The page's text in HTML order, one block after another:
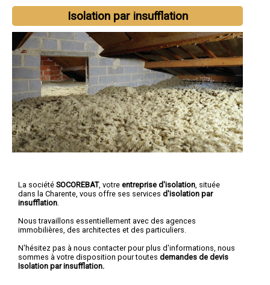
Isolation par insufflation
La société SOCOREBAT, votre entreprise d'isolation , située
dans la Charente, vous offre ses services d'isolation par
insufflation
Nous travaillons essentiellement avec des agences
immobilières, des architectes et des particuliers.
N'hésitez pas à nous contacter pour plus d'informations, nous
sommes à votre disposition pour toutes demandes de devis
Isolation par insufflation.